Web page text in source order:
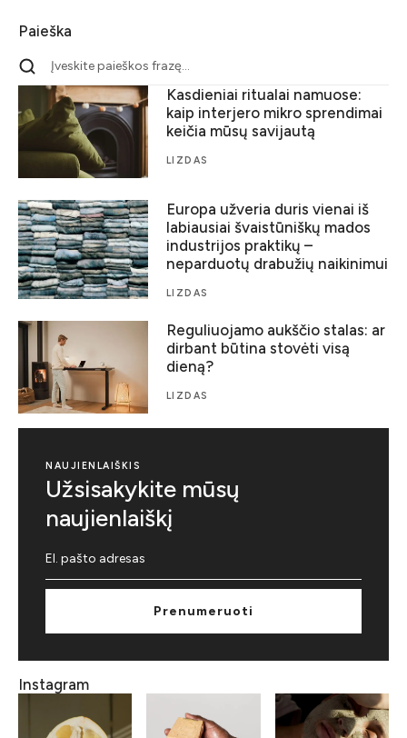
Paieška
Kasdieniai ritualai namuose:
kaip interjero mikro sprendimai
keičia mūsų savijautą
LIZDAS
Europa užveria duris vienai iš
labiausiai švaistūniškų mados
industrijos praktikų –
neparduotų drabužių naikinimui
LIZDAS
Reguliuojamo aukščio stalas: ar
dirbant būtina stovėti visą
dieną?
LIZDAS
NAUJIENLAIŠKIS
Užsisakykite mūsų
naujienlaiškį
Prenumeruoti
Instagram